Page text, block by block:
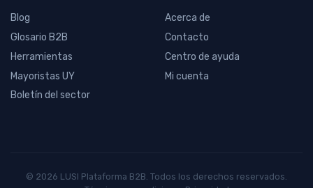
Blog
Glosario B2B
Herramientas
Mayoristas UY
Boletín del sector
Acerca de
Contacto
Centro de ayuda
Mi cuenta
© 2026 LUSI Plataforma B2B. Todos los derechos reservados.